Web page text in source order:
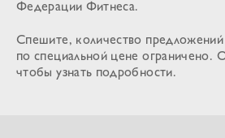
Федерации Фитнеса.
Спешите, количество
по специальной цене ограничено.
чтобы узнать подробности.